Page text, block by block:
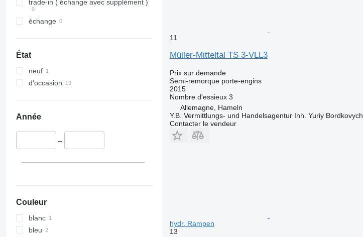
trade-in ( échange avec supplément )
échange
État
neuf
d'occasion
Année
–
Couleur
blanc
bleu
11
Müller-Mitteltal TS 3-VLL3
Prix sur demande
Semi-remorque porte-engins
2015
Nombre d'essieux 3
Allemagne, Hameln
Y.B. Vermittlungs- und Handelsagentur Inh. Yuriy Bordkovych
Contacter le vendeur
hydr. Rampen
13